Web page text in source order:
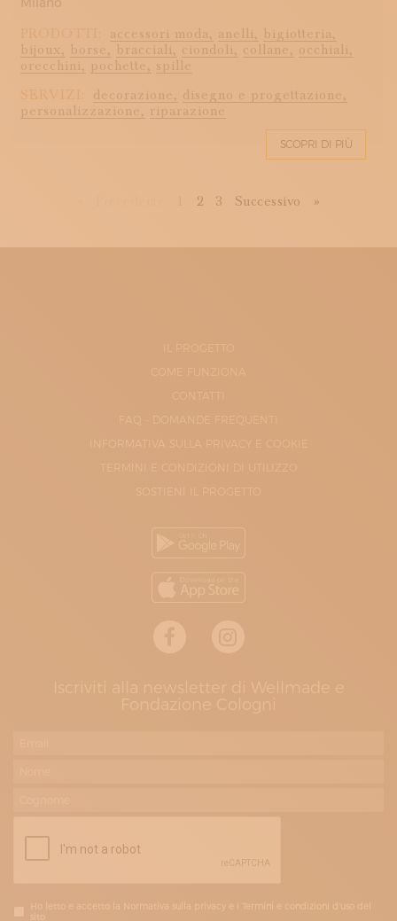
PRODOTTI: accessori moda, anelli,
bigiotteria,
bijoux,
borse, bracciali, ciondoli, collane,
occhiali,
orecchini, pochette, spille
SERVIZI:
decorazione,
disegno e progettazione,
personalizzazione, riparazione
SCOPRI DI PIÙ
Previous
1 2 3 Successivo Next
»